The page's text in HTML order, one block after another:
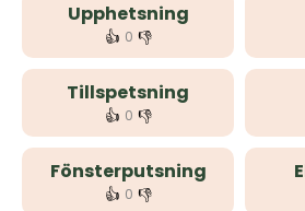
Upphetsning
👍 0 👎
Tillspetsning
👍 0 👎
Fönsterputsning
👍 0 👎